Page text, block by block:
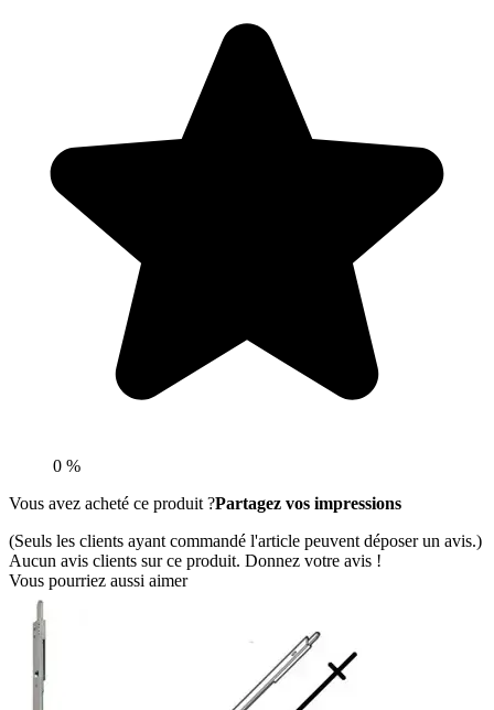
0 %
Vous avez acheté ce produit ?Partagez vos impressions
(Seuls les clients ayant commandé l'article peuvent déposer un avis.)
Aucun avis clients sur ce produit. Donnez votre avis !
Vous pourriez aussi aimer